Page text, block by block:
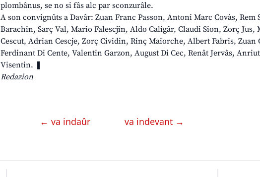
plombânus, se no si fâs alc par sconzurâle.
A son convignûts a Davâr: Zuan Franc Passon, Antoni Marc Covàs, Rem
Barachin, Sarç Val, Mario Falescjin, Aldo Caligâr, Claudi Sion, Zorç Jus,
Cescut, Adrian Cescje, Zorç Cividin, Rinç Maiorche, Albert Fabris, Zuan
Ferdinant Di Cente, Valentin Garzon, August Di Cec, Renât Jervâs,
Visentin. ❚
Redazion
← va indaûr va indevant →